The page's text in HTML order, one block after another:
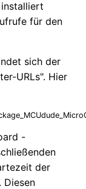
für den
sich der
URLs". Hier
-
der
Diesen